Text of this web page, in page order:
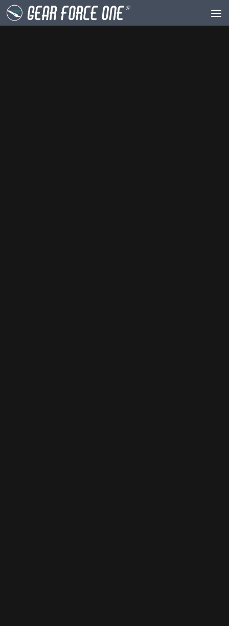
Unter dem Inhalt